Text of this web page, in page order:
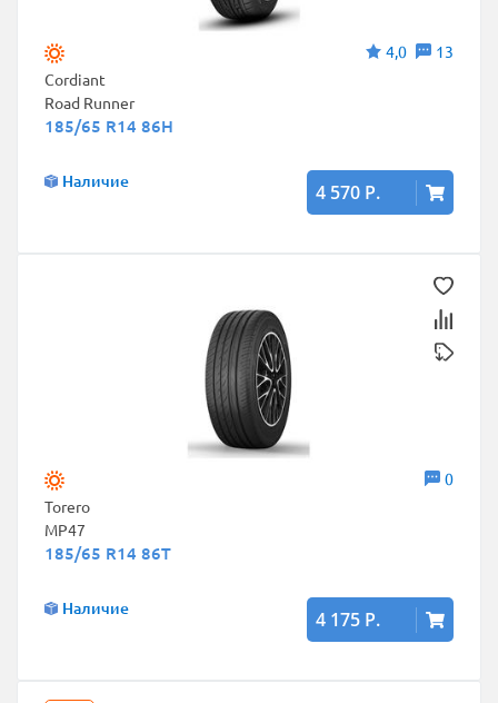
4,0
13
Cordiant
Road Runner
185/65 R14 86H
Наличие 4 570 Р.
0
Torero
MP47
185/65 R14 86T
Наличие 4 175 Р.